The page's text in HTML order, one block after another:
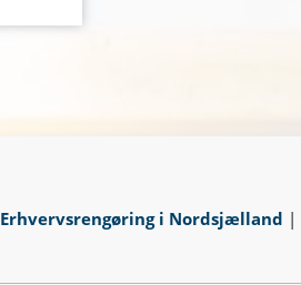
Erhvervsrengøring i Nordsjælland |